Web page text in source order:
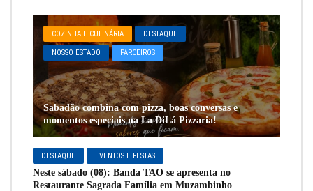
COZINHA E CULINÁRIA DESTAQUE
NOSSO ESTADO PARCEIROS
Sabadão combina com pizza, boas conversas e
momentos especiais na La DiLá Pizzaria!
DESTAQUE EVENTOS E FESTAS
Neste sábado (08): Banda TAO se apresenta no
Restaurante Sagrada Família em Muzambinho